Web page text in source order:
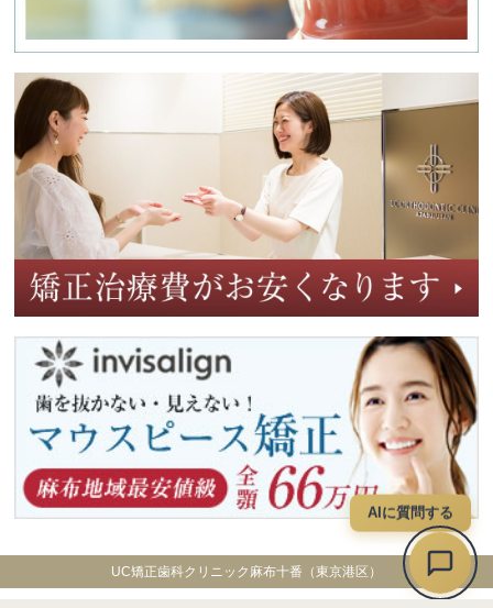
UC矯正歯科クリニック麻布十番（東京港区）
AIに質問する